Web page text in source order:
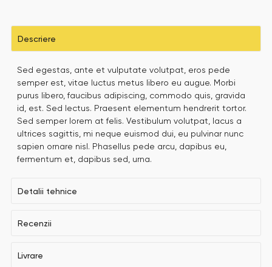
Descriere
Sed egestas, ante et vulputate volutpat, eros pede
semper est, vitae luctus metus libero eu augue. Morbi
purus libero, faucibus adipiscing, commodo quis, gravida
id, est. Sed lectus. Praesent elementum hendrerit tortor.
Sed semper lorem at felis. Vestibulum volutpat, lacus a
ultrices sagittis, mi neque euismod dui, eu pulvinar nunc
sapien ornare nisl. Phasellus pede arcu, dapibus eu,
fermentum et, dapibus sed, urna.
Detalii tehnice
Recenzii
Livrare